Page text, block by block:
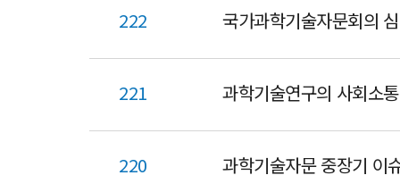
222 국가과학기술자문회의
221 과학기술연구의 사회소
220 과학기술자문 중장기 이